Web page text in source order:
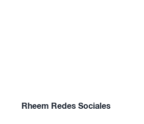
Rheem Redes Sociales